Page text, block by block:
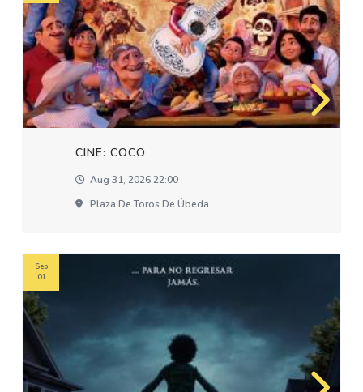
CINE: COCO
Aug 31, 2026 22:00
Plaza De Toros De Úbeda
Sep
01